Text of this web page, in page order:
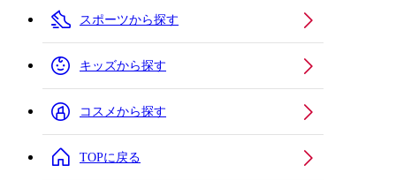
スポーツから探す
キッズから探す
コスメから探す
TOPに戻る